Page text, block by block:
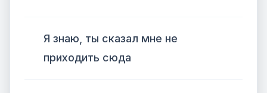
Я знаю, ты сказал мне не
приходить сюда